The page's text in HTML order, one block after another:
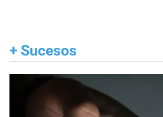
+ Sucesos